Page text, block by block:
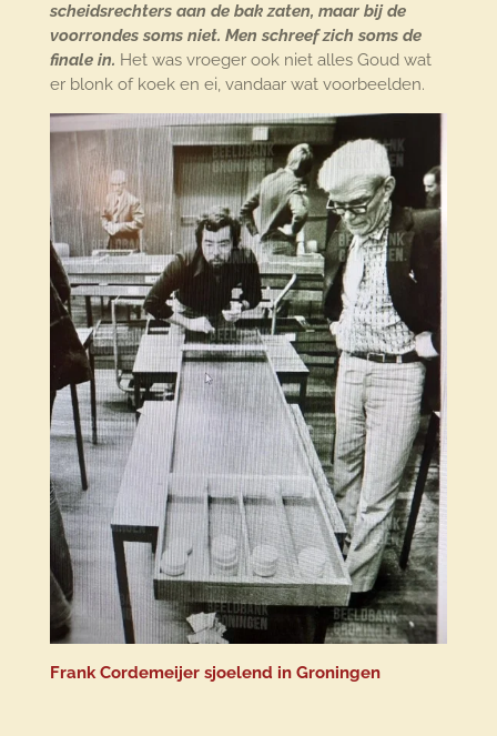
scheidsrechters aan de bak zaten, maar bij de
voorrondes soms niet. Men schreef zich soms de
finale in. Het was vroeger ook niet alles Goud wat
er blonk of koek en ei, vandaar wat voorbeelden.
Frank Cordemeijer sjoelend in Groningen